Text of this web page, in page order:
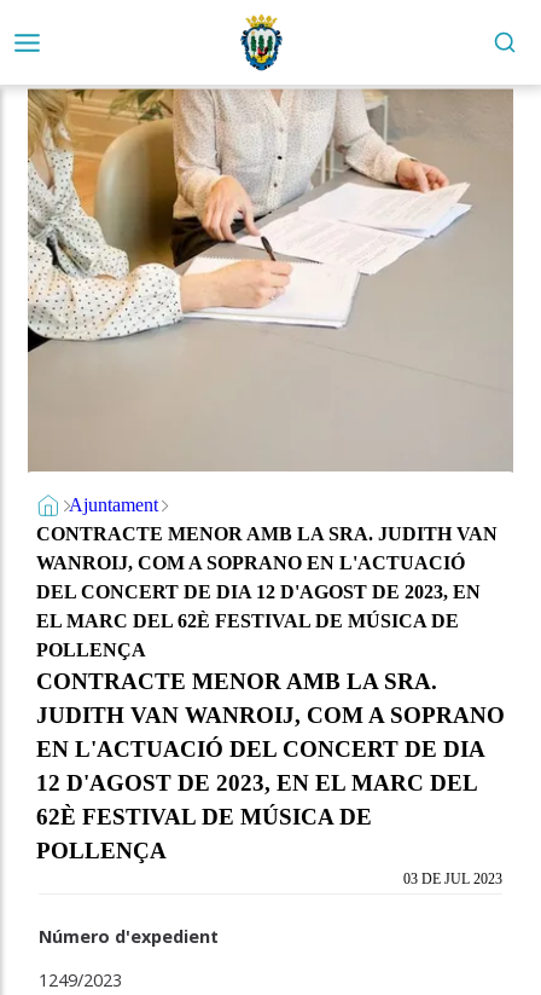
Ajuntament
CONTRACTE MENOR AMB LA SRA. JUDITH VAN
WANROIJ, COM A SOPRANO EN L'ACTUACIÓ
DEL CONCERT DE DIA 12 D'AGOST DE 2023, EN
EL MARC DEL 62È FESTIVAL DE MÚSICA DE
POLLENÇA
CONTRACTE MENOR AMB LA SRA.
JUDITH VAN WANROIJ, COM A SOPRANO
EN L'ACTUACIÓ DEL CONCERT DE DIA
12 D'AGOST DE 2023, EN EL MARC DEL
62È FESTIVAL DE MÚSICA DE
POLLENÇA
03 DE JUL 2023
Número d'expedient
1249/2023